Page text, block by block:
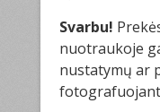
Svarbu!
nuotraukoje
nustatymų ar